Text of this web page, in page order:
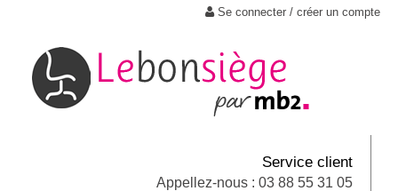
Se connecter / créer un compte
Service client
Appellez-nous : 03 88 55 31 05